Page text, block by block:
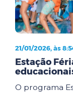
21/01/2026, às
Estação
O programa